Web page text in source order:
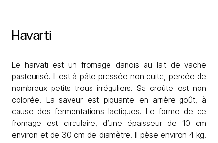
Havarti
Le harvati est un fromage danois au lait de vache
pasteurisé. Il est à pâte pressée non cuite, percée de
nombreux petits trous irréguliers. Sa croûte est non
colorée. La saveur est piquante en arrière-goût, à
cause des fermentations lactiques. Le forme de ce
fromage est circulaire, d’une épaisseur de 10 cm
environ et de 30 cm de diamètre. Il pèse environ 4 kg.